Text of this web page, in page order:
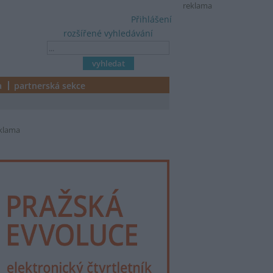
reklama
rozšířené vyhledávání
Přihlášení
partnerská sekce